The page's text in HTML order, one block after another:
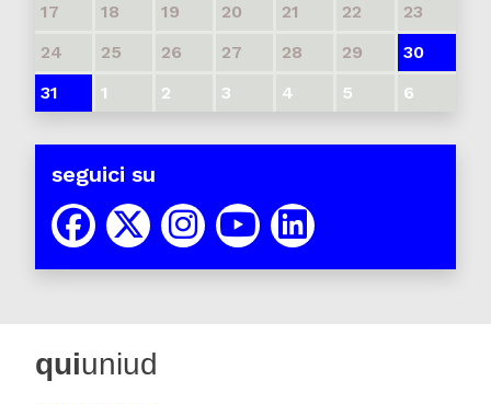
17
18 19 20 21 22
23
24
25 26 27 28 29
30
31
1 2 3 4 5 6
seguici su
quiuniud